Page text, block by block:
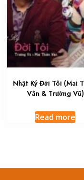
Nhật Ký Đời Tôi (Mai
Vân & Trường Vũ)
Read more